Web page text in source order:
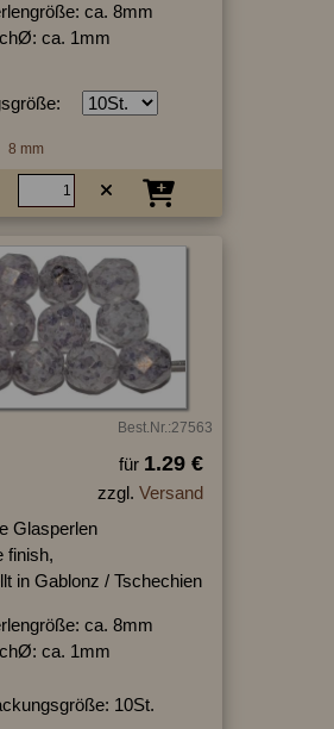
ca. 8mm
ca. 1mm
8 mm
Best.Nr.:27563
für 1.29 €
zzgl. Versand
Glasperlen
finish,
in Gablonz / Tschechien
ca. 8mm
ca. 1mm
10St.